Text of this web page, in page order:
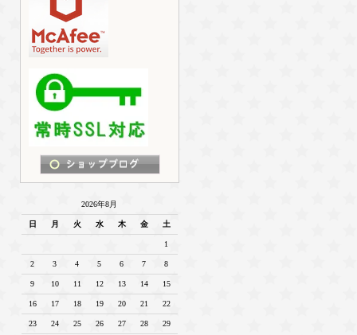
2026年8月
日 月 火 水 木 金 土
1
2 3 4 5 6 7 8
9 10 11 12 13 14 15
16 17 18 19 20 21 22
23 24 25 26 27 28 29